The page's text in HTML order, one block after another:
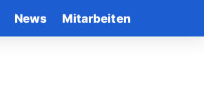
News Mitarbeiten